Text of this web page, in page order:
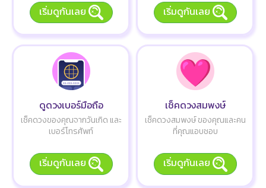
เริ่มดูกันเลย เริ่มดูกันเลย
ดูดวงเบอร์มือถือ
เช็คดวงของคุณจากวันเกิด และ
เบอร์โทรศัพท์
เริ่มดูกันเลย
เช็คดวงสมพงษ์
เช็คดวงสมพงษ์ ของคุณและคน
ที่คุณแอบชอบ
เริ่มดูกันเลย